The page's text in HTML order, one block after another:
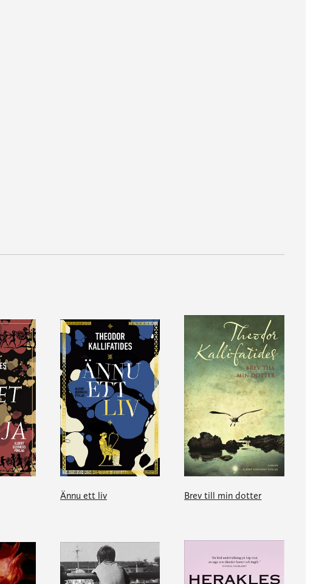
Ännu ett liv Brev till min dotter